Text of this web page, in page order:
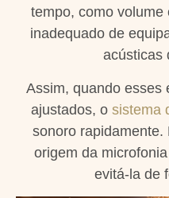
tempo, como volume
inadequado de
acústicas
Assim, quando esses
ajustados, o sistema
sonoro rapidamente.
origem da
evitá-la de